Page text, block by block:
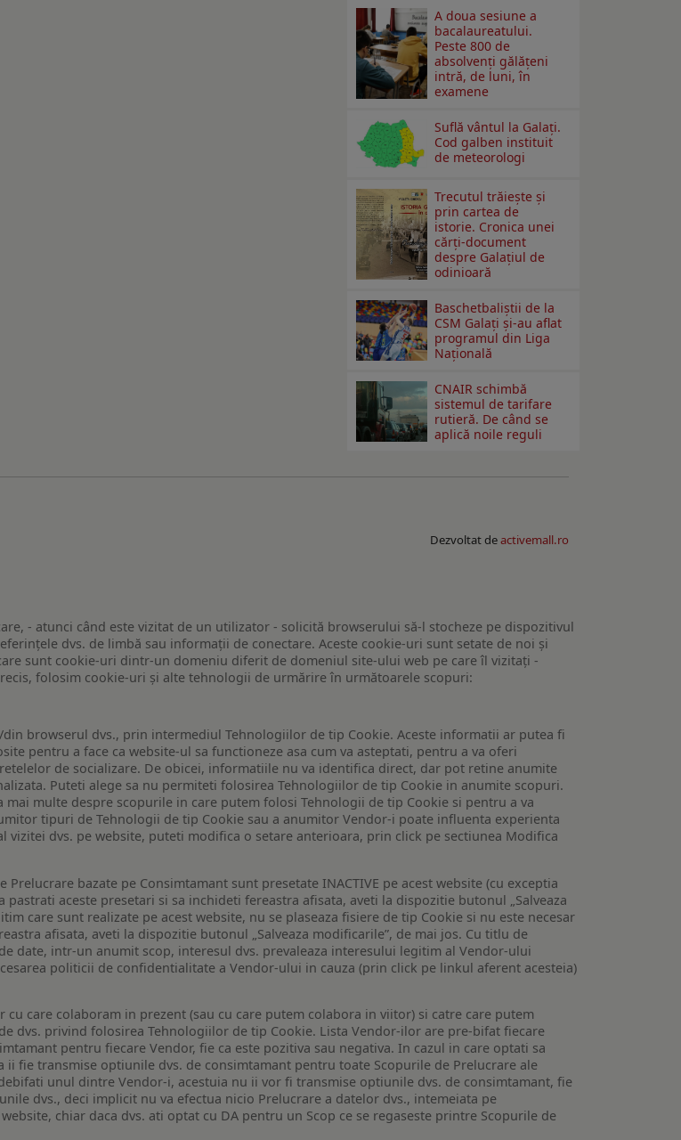
A doua sesiune a
bacalaureatului.
Peste 800 de
absolvenţi gălăţeni
intră, de luni, în
examene
Suflă vântul la Galaţi.
Cod galben instituit
de meteorologi
Trecutul trăiește și
prin cartea de
istorie. Cronica unei
cărți-document
despre Galațiul de
odinioară
Baschetbaliștii de la
CSM Galați și-au aflat
programul din Liga
Națională
CNAIR schimbă
sistemul de tarifare
rutieră. De când se
aplică noile reguli
Dezvoltat deactivemall.ro
- atunci când este vizitat de un utilizator - solicită browserului să-l stocheze pe dispozitivul
dvs. de limbă sau informații de conectare. Aceste cookie-uri sunt setate de noi și
sunt cookie-uri dintr-un domeniu diferit de domeniul site-ului web pe care îl vizitați -
folosim cookie-uri și alte tehnologii de urmărire în următoarele scopuri:
browserul dvs., prin intermediul Tehnologiilor de tip Cookie. Aceste informatii ar putea fi
pentru a face ca website-ul sa functioneze asa cum va asteptati, pentru a va oferi
de socializare. De obicei, informatiile nu va identifica direct, dar pot retine anumite
Puteti alege sa nu permiteti folosirea Tehnologiilor de tip Cookie in anumite scopuri.
multe despre scopurile in care putem folosi Tehnologii de tip Cookie si pentru a va
tipuri de Tehnologii de tip Cookie sau a anumitor Vendor-i poate influenta experienta
dvs. pe website, puteti modifica o setare anterioara, prin click pe sectiunea Modifica
bazate pe Consimtamant sunt presetate INACTIVE pe acest website (cu exceptia
aceste presetari si sa inchideti fereastra afisata, aveti la dispozitie butonul „Salveaza
care sunt realizate pe acest website, nu se plaseaza fisiere de tip Cookie si nu este necesar
afisata, aveti la dispozitie butonul „Salveaza modificarile”, de mai jos. Cu titlu de
date, intr-un anumit scop, interesul dvs. prevaleaza interesului legitim al Vendor-ului
politicii de confidentialitate a Vendor-ului in cauza (prin click pe linkul aferent acesteia)
care colaboram in prezent (sau cu care putem colabora in viitor) si catre care putem
dvs. privind folosirea Tehnologiilor de tip Cookie. Lista Vendor-ilor are pre-bifat fiecare
pentru fiecare Vendor, fie ca este pozitiva sau negativa. In cazul in care optati sa
fie transmise optiunile dvs. de consimtamant pentru toate Scopurile de Prelucrare ale
unul dintre Vendor-i, acestuia nu ii vor fi transmise optiunile dvs. de consimtamant, fie
dvs., deci implicit nu va efectua nicio Prelucrare a datelor dvs., intemeiata pe
chiar daca dvs. ati optat cu DA pentru un Scop ce se regaseste printre Scopurile de